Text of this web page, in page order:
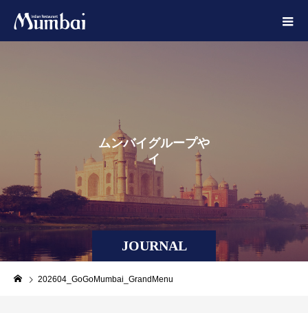
JOURNAL
ムンバイグループや
イン
202604_GoGoMumbai_GrandMenu